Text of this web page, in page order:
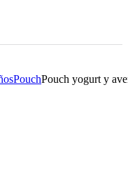
PouchPouch yogurt y